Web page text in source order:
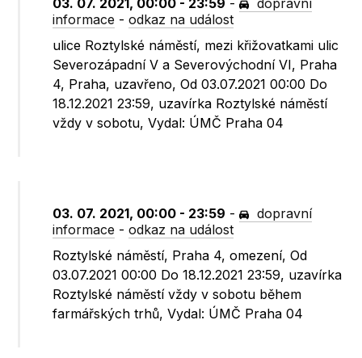
03. 07. 2021, 00:00 - 23:59 -
dopravní
informace -odkaz na událost
ulice Roztylské náměstí, mezi křižovatkami ulic
Severozápadní V a Severovýchodní VI, Praha
4, Praha, uzavřeno, Od 03.07.2021 00:00 Do
18.12.2021 23:59, uzavírka Roztylské náměstí
vždy v sobotu, Vydal: ÚMČ Praha 04
03. 07. 2021, 00:00 - 23:59 -
dopravní
informace -odkaz na událost
Roztylské náměstí, Praha 4, omezení, Od
03.07.2021 00:00 Do 18.12.2021 23:59, uzavírka
Roztylské náměstí vždy v sobotu během
farmářských trhů, Vydal: ÚMČ Praha 04